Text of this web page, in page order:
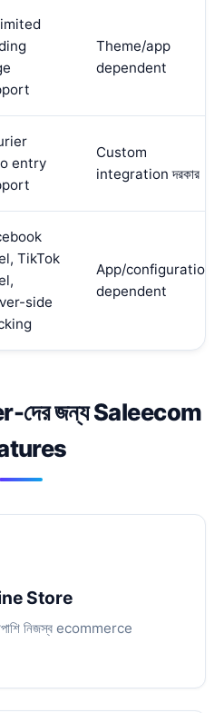
Theme/app
dependent
entry
Custom
integration দরকার
TikTok
side
App/configuration
dependent
দের জন্য Saleecom
Store
নিজস্ব ecommerce